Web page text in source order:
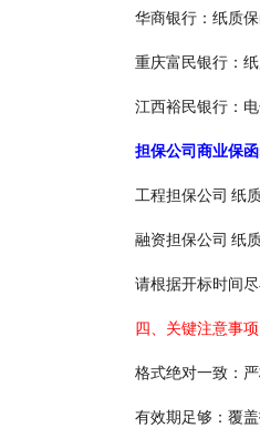
华商银行：纸质
重庆富民银行：
江西裕民银行：
担保公司商业保
工程担保公司 纸
融资担保公司 纸
请根据开标时间
四、关键注意事项
格式绝对一致：
有效期足够：覆